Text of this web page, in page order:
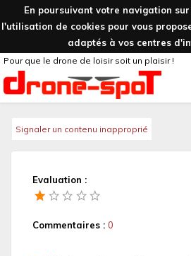
En poursuivant votre navigation
l'utilisation de cookies pour vous
adaptés à vos centres
Pour que le drone de loisir soit un plaisir !
Signaler un contenu inapproprié
Evaluation :
Commentaires : 0